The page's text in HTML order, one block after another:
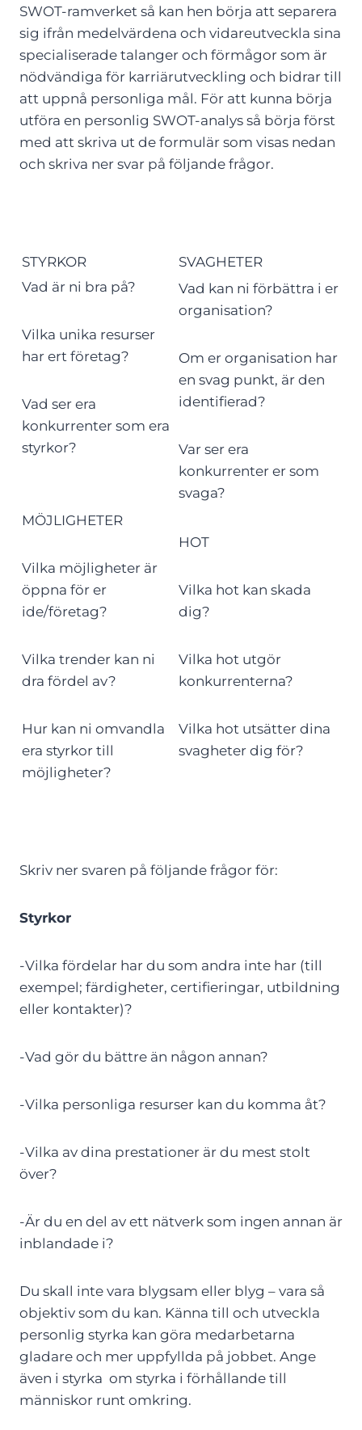
SWOT-ramverket så kan hen börja att separera
sig ifrån medelvärdena och vidareutveckla sina
specialiserade talanger och förmågor som är
nödvändiga för karriärutveckling och bidrar till
att uppnå personliga mål. För att kunna börja
utföra en personlig SWOT-analys så börja först
med att skriva ut de formulär som visas nedan
och skriva ner svar på följande frågor.
STYRKOR
SVAGHETER
Vad är ni bra på?
Vilka unika resurser
har ert företag?
Vad ser era
konkurrenter som era
styrkor?
Vad kan ni förbättra i er
organisation?
Om er organisation har
en svag punkt, är den
identifierad?
Var ser era
konkurrenter er som
svaga?
MÖJLIGHETER
Vilka möjligheter är
öppna för er
ide/företag?
Vilka trender kan ni
dra fördel av?
Hur kan ni omvandla
era styrkor till
möjligheter?
HOT
Vilka hot kan skada
dig?
Vilka hot utgör
konkurrenterna?
Vilka hot utsätter dina
svagheter dig för?
Skriv ner svaren på följande frågor för:
Styrkor
-Vilka fördelar har du som andra inte har (till
exempel; färdigheter, certifieringar, utbildning
eller kontakter)?
-Vad gör du bättre än någon annan?
-Vilka personliga resurser kan du komma åt?
-Vilka av dina prestationer är du mest stolt
över?
-Är du en del av ett nätverk som ingen annan är
inblandade i?
Du skall inte vara blygsam eller blyg – vara så
objektiv som du kan. Känna till och utveckla
personlig styrka kan göra medarbetarna
gladare och mer uppfyllda på jobbet. Ange
även i styrka om styrka i förhållande till
människor runt omkring.